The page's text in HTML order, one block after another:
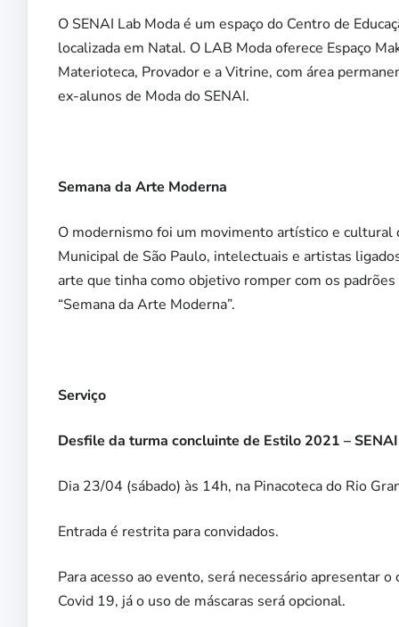
O SENAI Lab Moda é um espaço do Centro de
localizada em Natal. O LAB Moda oferece Espaço
Materioteca, Provador e a Vitrine, com área
ex-alunos de Moda do SENAI.
Semana da Arte Moderna
O modernismo foi um movimento artístico e
Municipal de São Paulo, intelectuais e artistas
arte que tinha como objetivo romper com os
“Semana da Arte Moderna”.
Serviço
Desfile da turma concluinte de Estilo 2021 –
Dia 23/04 (sábado) às 14h, na Pinacoteca do Rio
Entrada é restrita para convidados.
Para acesso ao evento, será necessário apresentar
Covid 19, já o uso de máscaras será opcional.